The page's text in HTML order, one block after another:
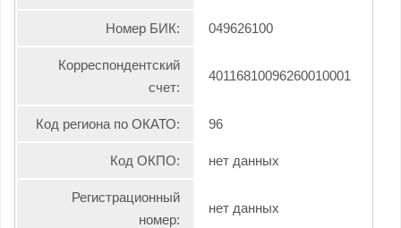
Номер БИК: 049626100
Корреспондентский
счет:
40116810096260010001
Код региона по ОКАТО: 96
Код ОКПО: нет данных
Регистрационный
номер:
нет данных